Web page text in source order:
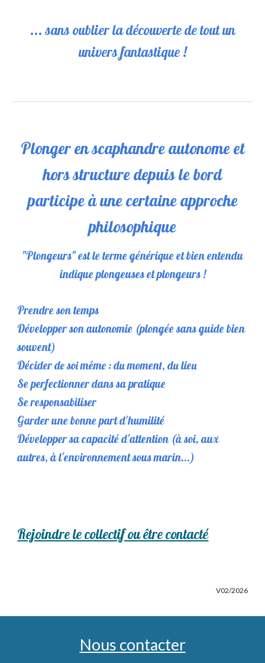
... sans oublier la découverte de tout un
univers fantastique !
Plonger en scaphandre autonome et
hors structure depuis le bord
participe à une certaine approche
philosophique
"Plongeurs" est le terme générique et bien entendu
indique plongeuses et plongeurs !
Prendre son temps
Développer son autonomie (plongée sans guide bien
souvent)
Décider de soi même : du moment, du lieu
Se perfectionner dans sa pratique
Se responsabiliser
Garder une bonne part d'humilité
Développer sa capacité d'attention (à soi, aux
autres, à l'environnement sous marin...)
Rejoindre le collectif ou être contacté
V02/2026
Nous contacter